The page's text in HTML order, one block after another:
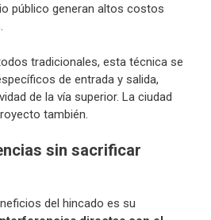
público generan altos costos
tradicionales, esta técnica se
de entrada y salida,
de la vía superior. La ciudad
también.
sin sacrificar
del hincado es su